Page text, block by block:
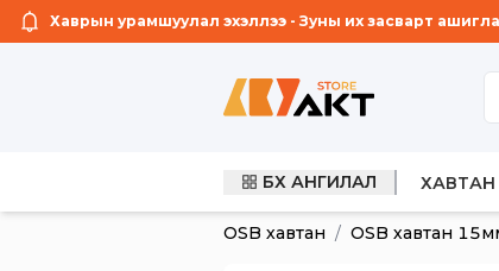
Хаврын урамшуулал эхэллээ - Зуны их засварт ашиглах
БҮХ АНГИЛАЛ ХАВТАН
ГЭРЭЛТ
OSB хавтан / OSB хавтан
1